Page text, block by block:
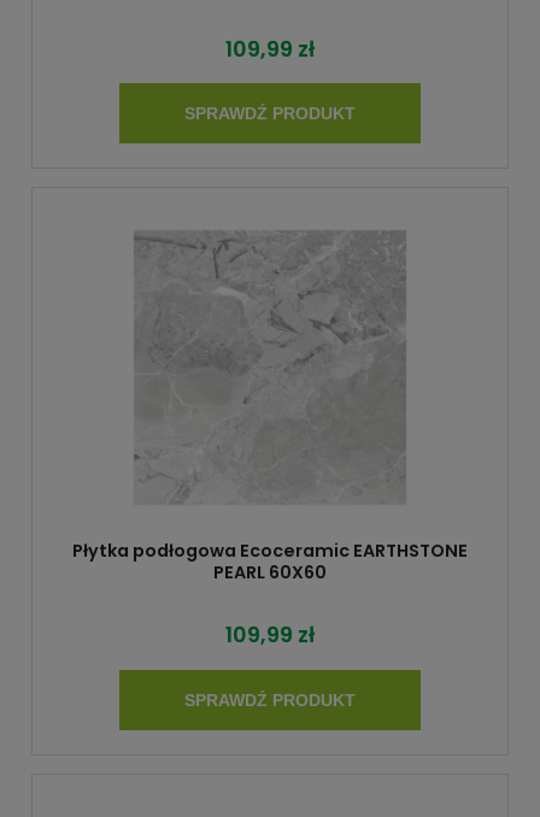
109,99 zł
SPRAWDŹ PRODUKT
Płytka podłogowa Ecoceramic EARTHSTONE
PEARL 60X60
109,99 zł
SPRAWDŹ PRODUKT